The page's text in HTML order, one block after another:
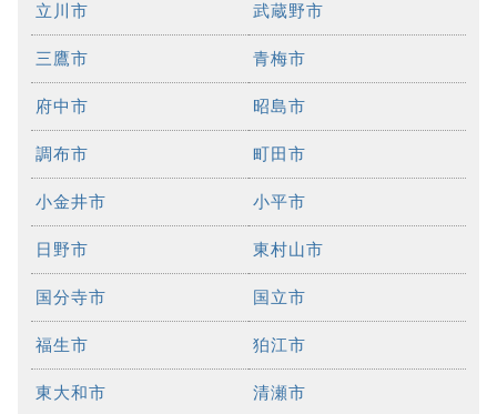
立川市 武蔵野市
三鷹市 青梅市
府中市 昭島市
調布市 町田市
小金井市 小平市
日野市 東村山市
国分寺市 国立市
福生市 狛江市
東大和市 清瀬市